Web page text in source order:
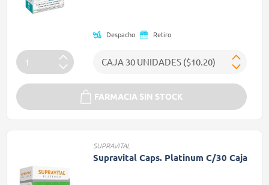
Despacho Retiro
FARMACIA SIN STOCK
SUPRAVITAL
Supravital Caps. Platinum C/30 Caja